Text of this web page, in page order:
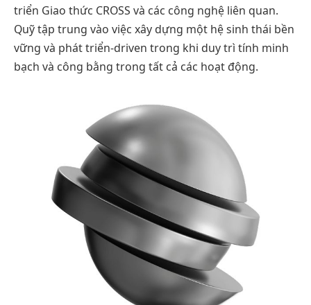
triển Giao thức CROSS và các công nghệ liên quan.
Quỹ tập trung vào việc xây dựng một hệ sinh thái bền
vững và phát triển-driven trong khi duy trì tính minh
bạch và công bằng trong tất cả các hoạt động.